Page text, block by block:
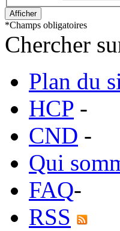
*Champs obligatoires
Chercher
Plan du
HCP -
CND -
Qui
FAQ-
RSS